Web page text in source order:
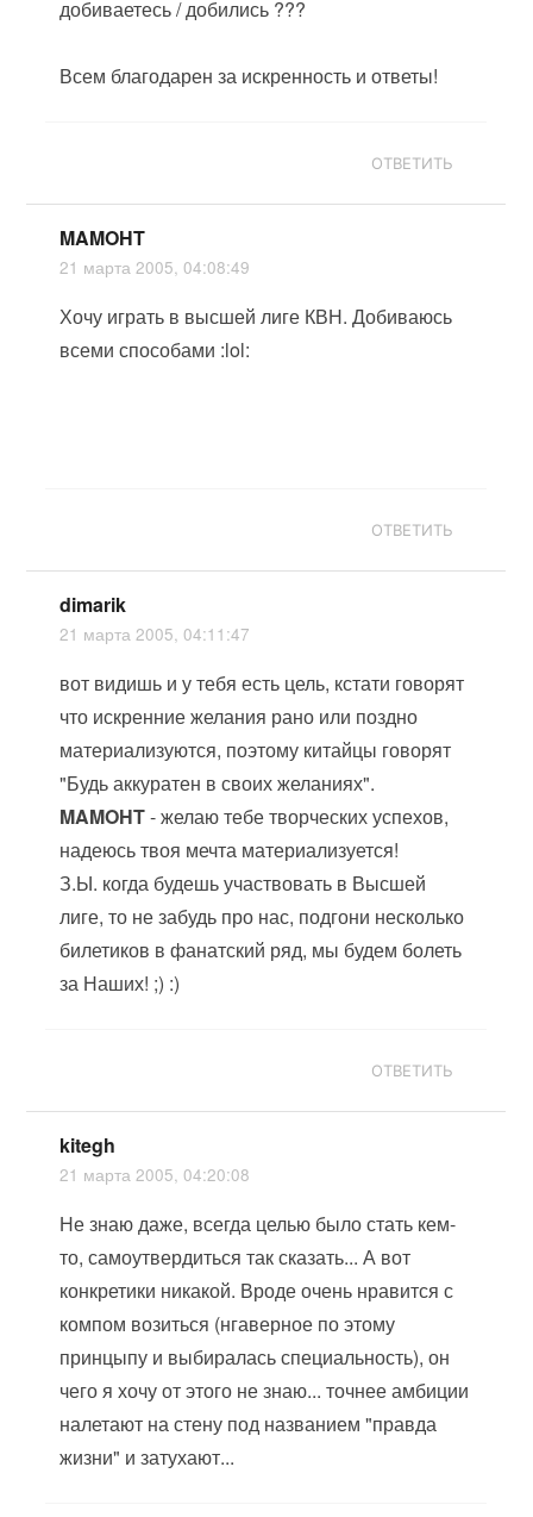
добиваетесь / добились ???
Всем благодарен за искренность и ответы!
ОТВЕТИТЬ
MAMOHT
21 марта 2005, 04:08:49
Хочу играть в высшей лиге КВН. Добиваюсь
всеми способами :lol:
ОТВЕТИТЬ
dimarik
21 марта 2005, 04:11:47
вот видишь и у тебя есть цель, кстати говорят
что искренние желания рано или поздно
материализуются, поэтому китайцы говорят
"Будь аккуратен в своих желаниях".
MAMOHT- желаю тебе творческих успехов,
надеюсь твоя мечта материализуется!
З.Ы. когда будешь участвовать в Высшей
лиге, то не забудь про нас, подгони несколько
билетиков в фанатский ряд, мы будем болеть
за Наших! ;) :)
ОТВЕТИТЬ
kitegh
21 марта 2005, 04:20:08
Не знаю даже, всегда целью было стать кем-
то, самоутвердиться так сказать... А вот
конкретики никакой. Вроде очень нравится с
компом возиться (нгаверное по этому
принцыпу и выбиралась специальность), он
чего я хочу от этого не знаю... точнее амбиции
налетают на стену под названием "правда
жизни" и затухают...